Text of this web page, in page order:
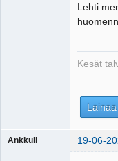
Lehti
Kesät
Lainaa
Ankkuli 19-06-